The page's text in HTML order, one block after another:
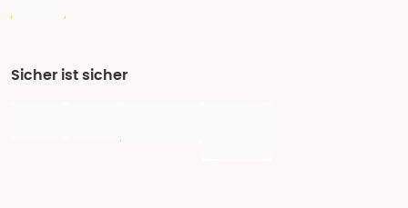
Sicher ist sicher